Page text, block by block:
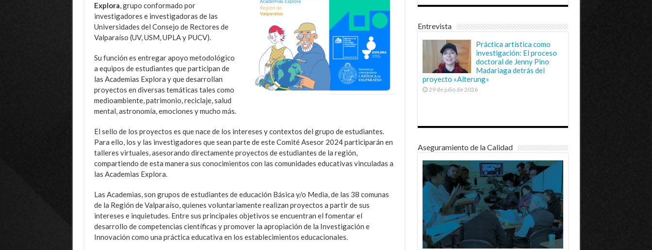
Explora , grupo conformado por
investigadores e investigadoras de las
Universidades del Consejo de Rectores de
Valparaíso (UV, USM, UPLA y PUCV).
Su función es entregar apoyo metodológico
a equipos de estudiantes que participan de
las Academias Explora y que desarrollan
proyectos en diversas temáticas tales como
medioambiente, patrimonio, reciclaje, salud
mental, astronomía, emociones y mucho más.
El sello de los proyectos es que nace de los intereses y contextos del grupo de estudiantes.
Para ello, los y las investigadores que sean parte de este Comité Asesor 2024 participarán en
talleres virtuales, asesorando directamente proyectos de estudiantes de la región,
compartiendo de esta manera sus conocimientos con las comunidades educativas vinculadas a
las Academias Explora.
Las Academias, son grupos de estudiantes de educación Básica y/o Media, de las 38 comunas
de la Región de Valparaíso, quienes voluntariamente realizan proyectos a partir de sus
intereses e inquietudes. Entre sus principales objetivos se encuentran el fomentar el
desarrollo de competencias científicas y promover la apropiación de la Investigación e
Innovación como una práctica educativa en los establecimientos educacionales.
Entrevista
Práctica artística como
investigación: El proceso
doctoral de Jenny Pino
Madariaga detrás del
proyecto «Alterung»
29 de julio de 2026
Aseguramiento de la Calidad